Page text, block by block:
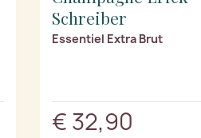
Schreiber
Essentiel Extra Brut
€ 32,90